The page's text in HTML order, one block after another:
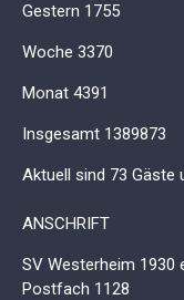
Gestern 1755
Woche 3370
Monat 4391
Insgesamt 1389873
Aktuell sind 73 Gäste
ANSCHRIFT
SV Westerheim 1930
Postfach 1128